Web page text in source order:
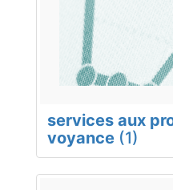
services aux
voyance (1)